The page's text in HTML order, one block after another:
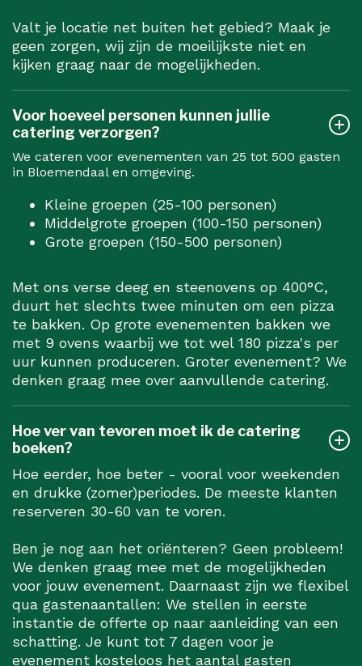
Valt je locatie net buiten het gebied? Maak je
geen zorgen, wij zijn de moeilijkste niet en
kijken graag naar de mogelijkheden.
Voor hoeveel personen kunnen jullie
catering verzorgen?
We cateren voor evenementen van 25 tot 500 gasten
in Bloemendaal en omgeving.
Kleine groepen (25-100 personen)
Middelgrote groepen (100-150 personen)
Grote groepen (150-500 personen)
Met ons verse deeg en steenovens op 400°C,
duurt het slechts twee minuten om een pizza
te bakken. Op grote evenementen bakken we
met 9 ovens waarbij we tot wel 180 pizza's per
uur kunnen produceren. Groter evenement? We
denken graag mee over aanvullende catering.
Hoe ver van tevoren moet ik de catering
boeken?
Hoe eerder, hoe beter - vooral voor weekenden
en drukke (zomer)periodes. De meeste klanten
reserveren 30-60 van te voren.
Ben je nog aan het oriënteren? Geen probleem!
We denken graag mee met de mogelijkheden
voor jouw evenement. Daarnaast zijn we flexibel
qua gastenaantallen: We stellen in eerste
instantie de offerte op naar aanleiding van een
schatting. Je kunt tot 7 dagen voor je
evenement kosteloos het aantal gasten